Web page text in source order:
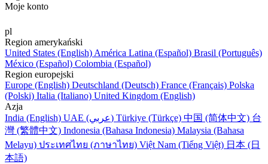
Moje konto
pl
Region amerykański
United States (English) América Latina (Español) Brasil (Português)
México (Español) Colombia (Español)
Region europejski
Europe (English) Deutschland (Deutsch) France (Français) Polska
(Polski) Italia (Italiano) United Kingdom (English)
Azja
India (English)
UAE (عربي) Türkiye (Türkçe) 中国 (简体中文) 台
灣 (繁體中文) Indonesia (Bahasa Indonesia) Malaysia (Bahasa
Melayu) ประเทศไทย (ภาษาไทย) Việt Nam (Tiếng Việt) 日本 (日
本語)